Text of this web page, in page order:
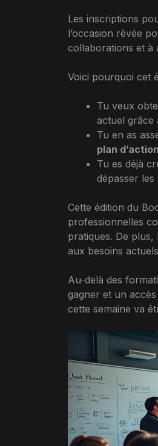
Les inscriptions
l’occasion rêvée
collaborations et à
Voici pourquoi cet
Tu veux
actuel grâce
Tu en as
plan
Tu es déjà
dépasser
Cette édition du
professionnelles
pratiques. De
aux besoins
Au-delà des
gagner et un
cette semaine va